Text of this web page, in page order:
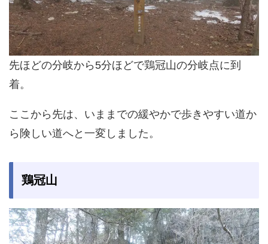
先ほどの分岐から5分ほどで鶏冠山の分岐点に到
着。
ここから先は、いままでの緩やかで歩きやすい道か
ら険しい道へと一変しました。
鶏冠山